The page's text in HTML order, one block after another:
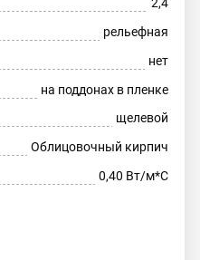
рельефная
нет
на поддонах в пленке
щелевой
Облицовочный кирпич
0,40 Вт/м*С